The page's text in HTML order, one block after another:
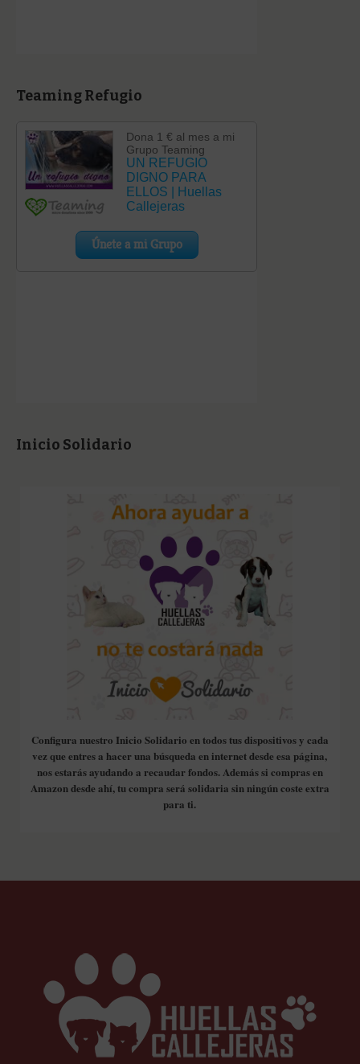
Teaming Refugio
Inicio Solidario
Configura nuestro Inicio Solidario en todos tus dispositivos y cada
vez que entres a hacer una búsqueda en internet desde esa página,
nos estarás ayudando a recaudar fondos. Además si compras en
Amazon desde ahí, tu compra será solidaria sin ningún coste extra
para ti.